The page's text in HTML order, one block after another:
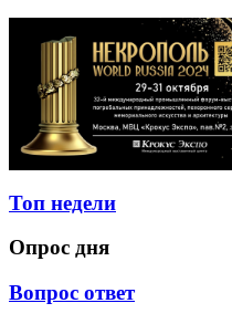
Топ недели
Опрос дня
Вопрос ответ